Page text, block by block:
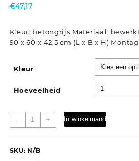
€47,17
Kleur: betongrijs Materiaal:
90 x 60 x 42,5 cm (L x B x H)
Kleur
Hoeveelheid
-
Salontafel
90x60x42,5
bewerkt
+ In winkelmand
SKU: N/B